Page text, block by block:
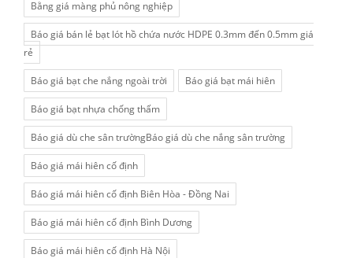
Bằng giá màng phủ nông nghiệp
Báo giá bán lẻ bạt lót hồ chứa nước HDPE 0.3mm đến 0.5mm giá
rẻ
Báo giá bạt che nắng ngoài trời Báo giá bạt mái hiên
Báo giá bạt nhựa chống thấm
Báo giá dù che sân trườngBáo giá dù che nắng sân trường
Báo giá mái hiên cố định
Báo giá mái hiên cố định Biên Hòa - Đồng Nai
Báo giá mái hiên cố định Bình Dương
Báo giá mái hiên cố định Hà Nội